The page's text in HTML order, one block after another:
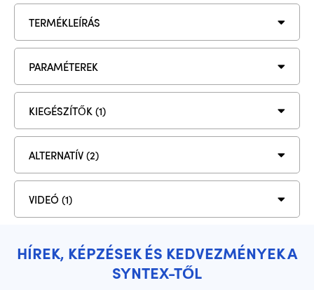
TERMÉKLEÍRÁS
PARAMÉTEREK
KIEGÉSZÍTŐK (1)
ALTERNATÍV (2)
VIDEÓ (1)
HÍREK, KÉPZÉSEK ÉS KEDVEZMÉNYEK A
SYNTEX-TŐL